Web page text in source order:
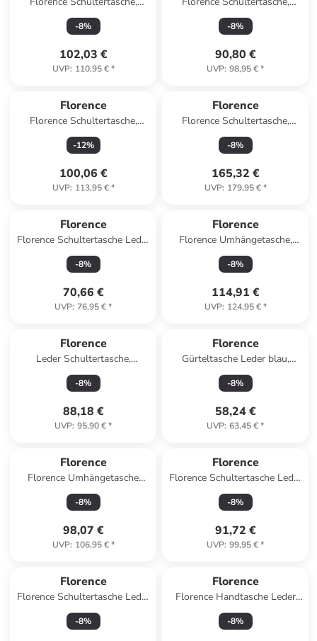
Shopper Leder schwarz ca.
33cm
-8%
102,03 €
UVP: 110,95 €*
Shopper Leder braun, tan ca.
44cm
-8%
90,80 €
UVP: 98,95 €*
Florence
Florence Schultertasche,
Umhängetasche Leder
schwarz ca. 36cm
-12%
100,06 €
UVP: 113,95 €*
Florence
Florence Schultertasche,
Henkeltasche, Shopper Leder
braun ca. 40cm
-8%
165,32 €
UVP: 179,95 €*
Florence
Florence Schultertasche Leder
schwarz ca. 37cm
-8%
70,66 €
UVP: 76,95 €*
Florence
Florence Umhängetasche,
Citytasche Leder dunkelbraun
ca. 30cm
-8%
114,91 €
UVP: 124,95 €*
Florence
Leder Schultertasche,
Shopper Florence Tasche
taupe, beige ca. 37cm
-8%
88,18 €
UVP: 95,90 €*
Florence
Gürteltasche Leder blau,
mehrfarbig ca. 25cm
-8%
58,24 €
UVP: 63,45 €*
Florence
Florence Umhängetasche
Leder braun ca. 30cm
-8%
98,07 €
UVP: 106,95 €*
Florence
Florence Schultertasche Leder
tan, hellbraun ca. 37cm
-8%
91,72 €
UVP: 99,95 €*
Florence
Florence Schultertasche Leder
rosa ca. 45cm
-8%
Florence
Florence Handtasche Leder
weiß ca. 30cm
-8%